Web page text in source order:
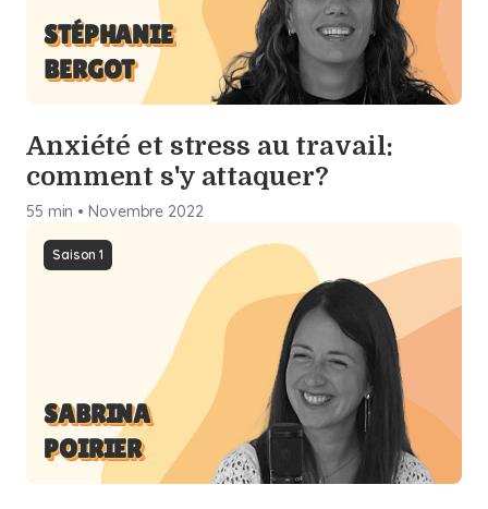
STÉPHANIE
BERGOT
Anxiété et stress au travail:
comment s'y attaquer?
55 min • Novembre 2022
SABRINA
POIRIER
Saison 1